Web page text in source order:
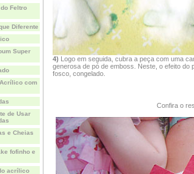
Feltro
Diferente
Super
com
de Usar
e Cheias
fofinho e
acrílico
4) Logo em seguida, cubra a peça com uma
generosa de pó de emboss. Neste, o efeito do
fosco, congelado.
Confira o